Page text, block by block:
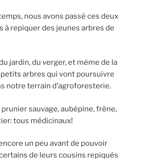
nous avons passé ces deux
à repiquer des jeunes arbres de
jardin, du verger, et même de la
arbres qui vont poursuivre
notre terrain d’agroforesterie.
sauvage, aubépine, frêne,
tous médicinaux!
un peu avant de pouvoir
de leurs cousins repiqués